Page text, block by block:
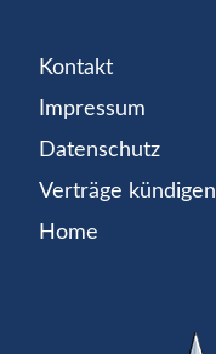
Kontakt
Impressum
Datenschutz
Verträge kündigen
Home